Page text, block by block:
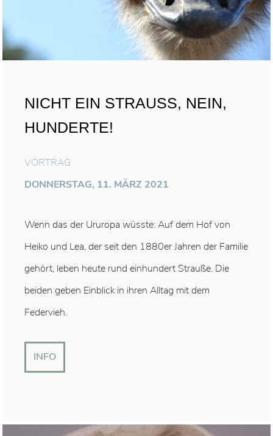
NICHT EIN STRAUSS, NEIN,
HUNDERTE!
VORTRAG
DONNERSTAG, 11. MÄRZ 2021
Wenn das der Ururopa wüsste: Auf dem Hof von
Heiko und Lea, der seit den 1880er Jahren der Familie
gehört, leben heute rund einhundert Strauße. Die
beiden geben Einblick in ihren Alltag mit dem
Federvieh.
INFO